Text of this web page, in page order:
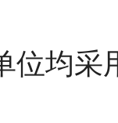
位均